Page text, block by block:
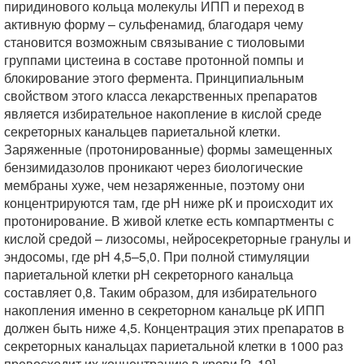
пиридинового кольца молекулы ИПП и переход в
активную форму – сульфенамид, благодаря чему
становится возможным связывание с тиоловыми
группами цистеина в составе протонной помпы и
блокирование этого фермента. Принципиальным
свойством этого класса лекарственных препаратов
является избирательное накопление в кислой среде
секреторных канальцев париетальной клетки.
Заряженные (протонированные) формы замещенных
бензимидазолов проникают через биологические
мембраны хуже, чем незаряженные, поэтому они
концентрируются там, где рН ниже рК и происходит их
протонирование. В живой клетке есть компартменты с
кислой средой – лизосомы, нейросекреторные гранулы и
эндосомы, где рН 4,5–5,0. При полной стимуляции
париетальной клетки рН секреторного канальца
составляет 0,8. Таким образом, для избирательного
накопления именно в секреторном канальце рК ИПП
должен быть ниже 4,5. Концентрация этих препаратов в
секреторных канальцах париетальной клетки в 1000 раз